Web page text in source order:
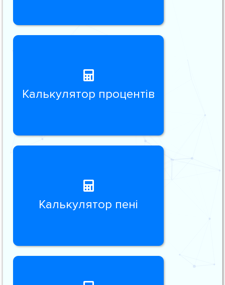
Калькулятор процентів
Калькулятор пені